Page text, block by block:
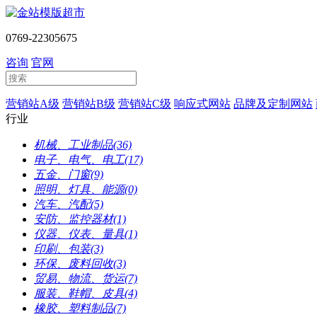
0769-22305675
咨询 官网
营销站A级 营销站B级 营销站C级 响应式网站 品牌及定制网站
行业
机械、工业制品(36)
电子、电气、电工(17)
五金、门窗(9)
照明、灯具、能源(0)
汽车、汽配(5)
安防、监控器材(1)
仪器、仪表、量具(1)
印刷、包装(3)
环保、废料回收(3)
贸易、物流、货运(7)
服装、鞋帽、皮具(4)
橡胶、塑料制品(7)